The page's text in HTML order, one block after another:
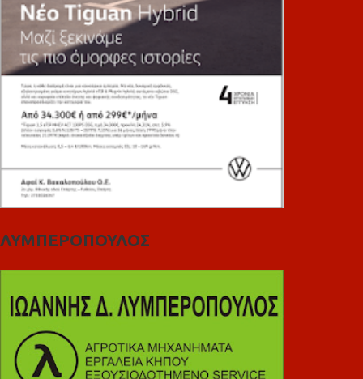
ΛΥΜΠΕΡΟΠΟΥΛΟΣ